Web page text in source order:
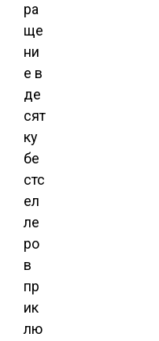
ра
ще
ни
е в
де
сят
ку
бе
стс
ел
ле
ро
в
пр
ик
лю